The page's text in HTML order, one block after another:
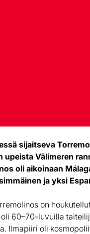
sijaitseva
upeista Välimeren
oli aikoinaan
ja yksi
on
60–70-luvuilla
Ilmapiiri oli